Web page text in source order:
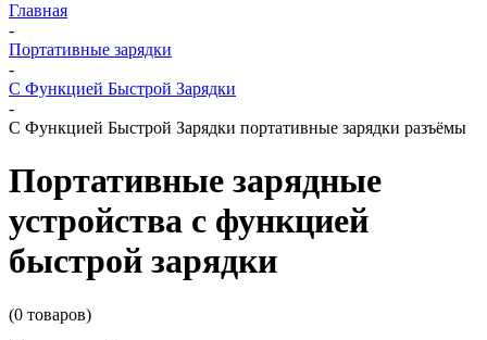
Главная
-
Портативные зарядки
-
С Функцией Быстрой Зарядки
-
С Функцией Быстрой Зарядки портативные зарядки разъёмы
Портативные зарядные
устройства с функцией
быстрой зарядки
(0 товаров)